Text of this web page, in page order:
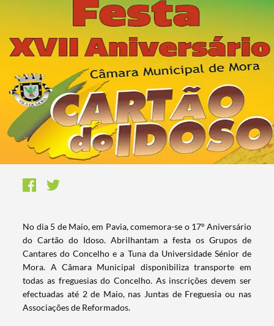
No dia 5 de Maio, em Pavia, comemora-se o 17º Aniversário
do Cartão do Idoso. Abrilhantam a festa os Grupos de
Cantares do Concelho e a Tuna da Universidade Sénior de
Mora. A Câmara Municipal disponibiliza transporte em
todas as freguesias do Concelho. As inscrições devem ser
efectuadas até 2 de Maio, nas Juntas de Freguesia ou nas
Associações de Reformados.​